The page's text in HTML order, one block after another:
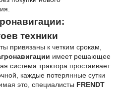
техники
привязаны к четким срокам,
имеет решающее
система трактора простаивает
каждые потерянные сутки
это, специалисты FRENDT